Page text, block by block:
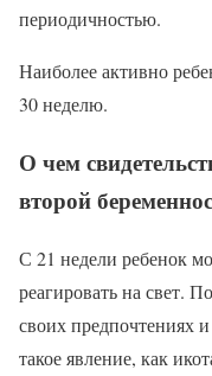
периодичностью.
Наиболее активно
30 неделю.
О чем
второй
С 21 недели ребенок
реагировать на свет.
своих предпочтениях
такое явление, как